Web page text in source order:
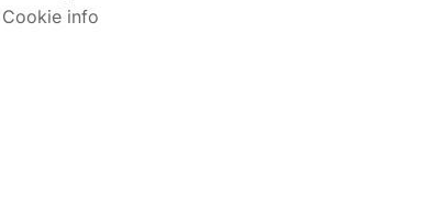
Cookie info